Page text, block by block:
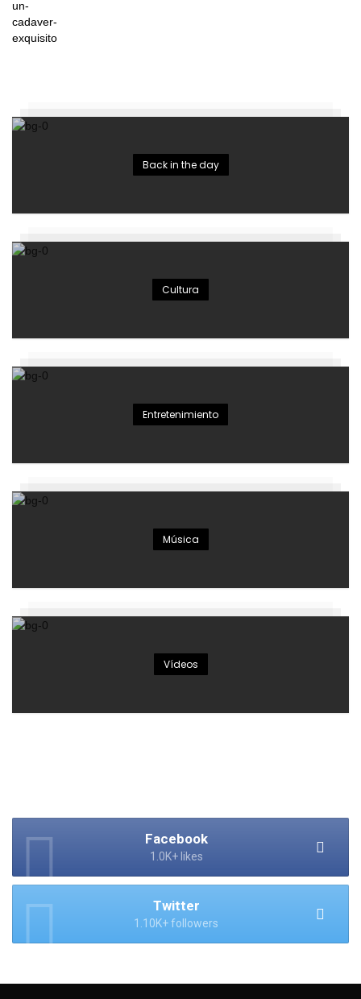
Back in the day
Cultura
Entretenimiento
Música
Vídeos
Facebook
1.0K+ likes
Twitter
1.10K+ followers